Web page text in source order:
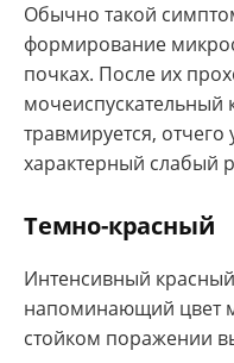
Обычно такой
формирование
почках. После их
мочеиспускательный
травмируется,
характерный слабый
Темно-красный
Интенсивный
напоминающий цвет
стойком поражении